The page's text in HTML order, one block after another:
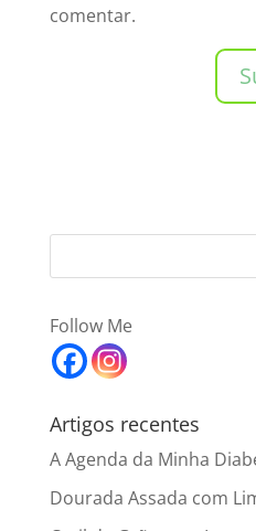
comentar.
Follow Me
Artigos recentes
A Agenda da Minha
Dourada Assada com